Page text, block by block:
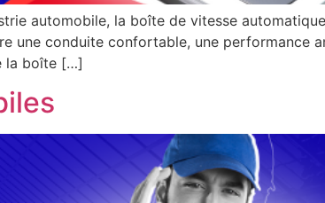
automobile, la boîte de vitesse automatique
une conduite confortable, une performance
la boîte […]